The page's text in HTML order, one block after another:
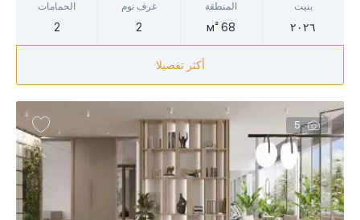
بنيت
٢٠٢٦
المنطقة
68 м²
غرف نوم
2
الحمامات
2
أكثر تفصيلا
5